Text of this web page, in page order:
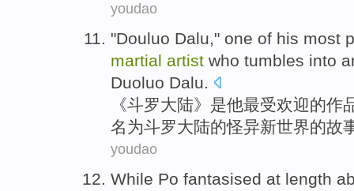
youdao
"Douluo Dalu," one of his most
martial artist who tumbles into
Duoluo Dalu.
《斗罗大陆》 是他最受欢迎的作
名为斗罗大陆的怪异新世界的故
youdao
While Po fantasised at length